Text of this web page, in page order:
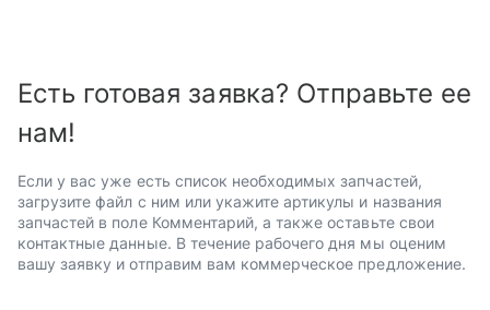
Есть готовая заявка? Отправьте ее
нам!
Если у вас уже есть список необходимых запчастей,
загрузите файл с ним или укажите артикулы и названия
запчастей в поле Комментарий, а также оставьте свои
контактные данные. В течение рабочего дня мы оценим
вашу заявку и отправим вам коммерческое предложение.